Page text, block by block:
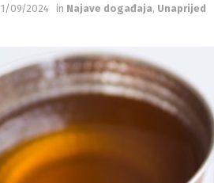
09/2024 in Najave događaja, Unaprijed